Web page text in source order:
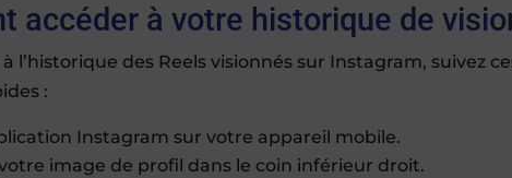
accéder à votre historique de
l’historique des Reels visionnés sur Instagram, suivez
:
Instagram sur votre appareil mobile.
image de profil dans le coin inférieur droit.